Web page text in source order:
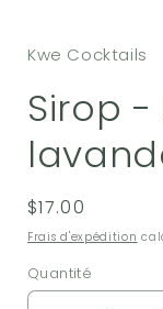
1
fenêtre
modale
Kwe Cocktails
Sirop
Prix
habituel
$17.00
Frais d'expédition
Quantité